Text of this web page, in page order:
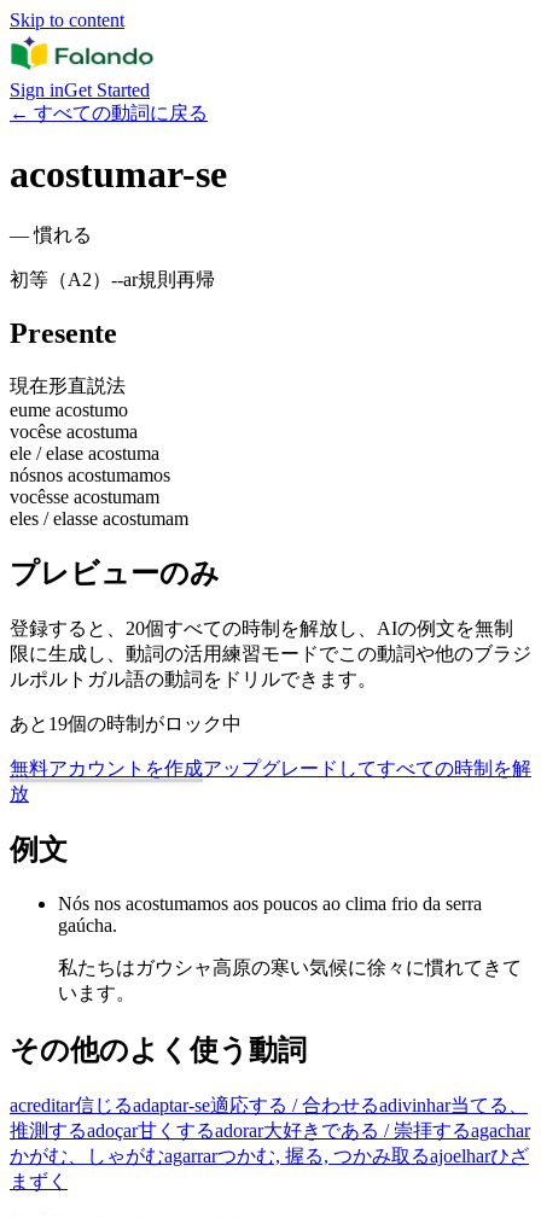
Skip to content
Sign inGet Started
← すべての動詞に戻る
acostumar-se
—慣れる
初等（A2） --ar規則 再帰
Presente
現在形直説法
eume acostumo
vocêse acostuma
ele / elase acostuma
nósnos acostumamos
vocêsse acostumam
eles / elasse acostumam
プレビューのみ
登録すると、20個すべての時制を解放し、AIの例文を無制
限に生成し、動詞の活用練習モードでこの動詞や他のブラジ
ルポルトガル語の動詞をドリルできます。
あと19個の時制がロック中
無料アカウントを作成アップグレードしてすべての時制を解
放
例文
Nós nos acostumamos aos poucos ao clima frio da serra
gaúcha.
私たちはガウシャ高原の寒い気候に徐々に慣れてきて
います。
その他のよく使う動詞
acreditar信じるadaptar-se適応する / 合わせるadivinhar当てる、
推測するadoçar甘くするadorar大好きである / 崇拝するagachar
かがむ、しゃがむagarrarつかむ, 握る, つかみ取るajoelharひざ
まずく